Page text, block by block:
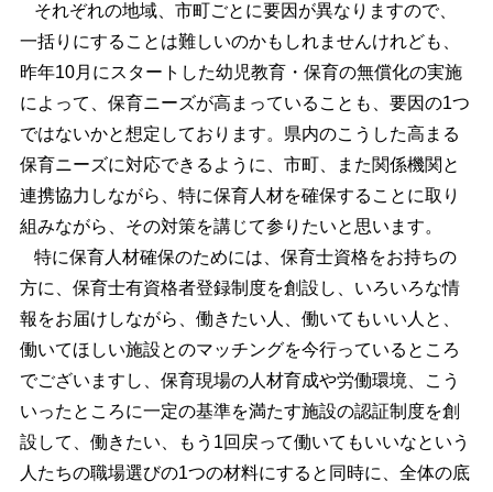
それぞれの地域、市町ごとに要因が異なりますので、
一括りにすることは難しいのかもしれませんけれども、
昨年10月にスタートした幼児教育・保育の無償化の実施
によって、保育ニーズが高まっていることも、要因の1つ
ではないかと想定しております。県内のこうした高まる
保育ニーズに対応できるように、市町、また関係機関と
連携協力しながら、特に保育人材を確保することに取り
組みながら、その対策を講じて参りたいと思います。
特に保育人材確保のためには、保育士資格をお持ちの
方に、保育士有資格者登録制度を創設し、いろいろな情
報をお届けしながら、働きたい人、働いてもいい人と、
働いてほしい施設とのマッチングを今行っているところ
でございますし、保育現場の人材育成や労働環境、こう
いったところに一定の基準を満たす施設の認証制度を創
設して、働きたい、もう1回戻って働いてもいいなという
人たちの職場選びの1つの材料にすると同時に、全体の底